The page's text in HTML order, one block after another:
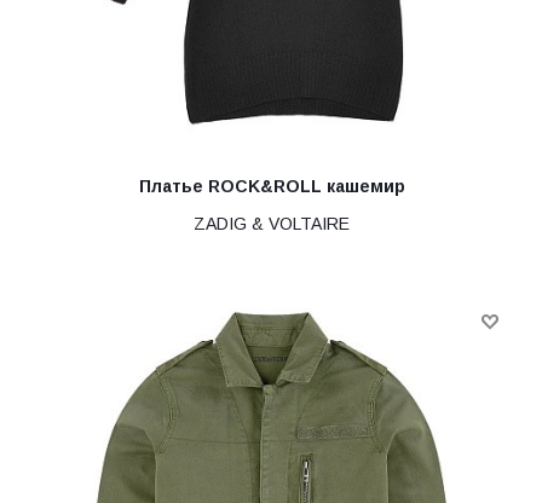
Платье ROCK&ROLL кашемир
ZADIG & VOLTAIRE